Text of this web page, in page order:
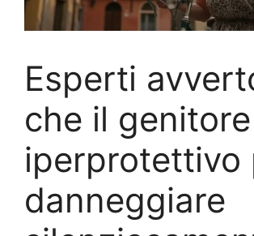
Esperti
che il genitore
iperprotettivo
danneggiare